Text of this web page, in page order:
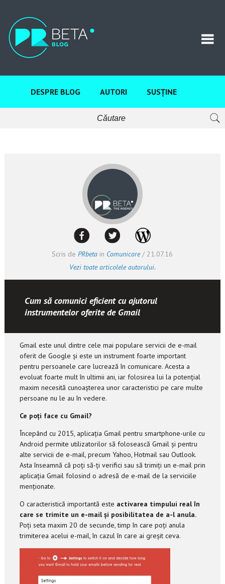
DESPRE BLOG AUTORI SUSȚINE
Scris dePRbeta in Comunicare/ 21.07.16
Vezi toate articolele autorului.
Cum să comunici eficient cu ajutorul
instrumentelor oferite de Gmail
Gmail este unul dintre cele mai populare servicii de e-mail
oferit de Google și este un instrument foarte important
pentru persoanele care lucrează în comunicare. Acesta a
evoluat foarte mult în ultimii ani, iar folosirea lui la potențial
maxim necesită cunoașterea unor caracteristici pe care multe
persoane nu le au în vedere.
Ce poți face cu Gmail?
Începând cu 2015, aplicația Gmail pentru smartphone-urile cu
Android permite utilizatorilor să folosească Gmail și pentru
alte servicii de e-mail, precum Yahoo, Hotmail sau Outlook.
Asta înseamnă că poți să-ți verifici sau să trimiți un e-mail prin
aplicația Gmail folosind o adresă de e-mail de la serviciile
menționate.
O caracteristică importantă este activarea timpului real în
care se trimite un e-mail și posibilitatea de a-l anula.
Poți seta maxim 20 de secunde, timp în care poți anula
trimiterea acelui e-mail, în cazul în care ai greșit ceva.